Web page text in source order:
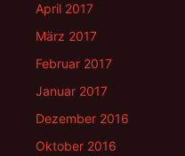
April 2017
März 2017
Februar 2017
Januar 2017
Dezember 2016
Oktober 2016